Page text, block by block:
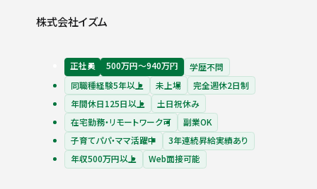
株式会社イズム
正社員 500万円〜940万円
学歴不問
同職種経験5年以上
未上場
完全週休2日制
年間休日125日以上
土日祝休み
在宅勤務・リモートワーク可
副業OK
子育てパパ・ママ活躍中
3年連続昇給実績あり
年収500万円以上
Web面接可能